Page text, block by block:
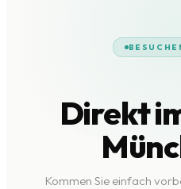
Direkt
Kommen Sie einfach